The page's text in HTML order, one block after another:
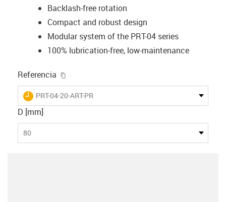
Backlash-free rotation
Compact and robust design
Modular system of the PRT-04 series
100% lubrication-free, low-maintenance
Referencia
igus-icon-lieferzeit
PRT-04-20-ART-PR
D [mm]
80